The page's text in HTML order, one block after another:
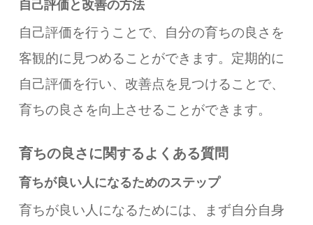
自己評価と改善の方法
自己評価を行うことで、自分の育ちの良さを
客観的に見つめることができます。定期的に
自己評価を行い、改善点を見つけることで、
育ちの良さを向上させることができます。
育ちの良さに関するよくある質問
育ちが良い人になるためのステップ
育ちが良い人になるためには、まず自分自身